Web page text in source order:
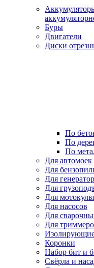
Буры
Двигатели
Диски
По
По
По
Для автомоек
Для
Для
Для
Для
Для насосов
Для
Для
Коронки
Набор бит и
Свёрла и